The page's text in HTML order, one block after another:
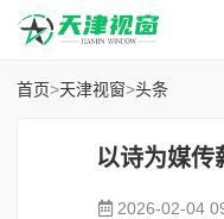
首页>天津视窗>头条
以诗为媒传
2026-02-04